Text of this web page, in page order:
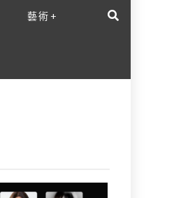
藝術+